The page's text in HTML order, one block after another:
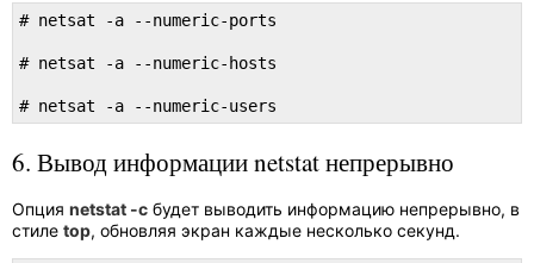
# netsat -a --numeric-ports
# netsat -a --numeric-hosts
# netsat -a --numeric-users
6. Вывод информации netstat непрерывно
Опция netstat -c будет выводить информацию непрерывно, в
стиле top, обновляя экран каждые несколько секунд.